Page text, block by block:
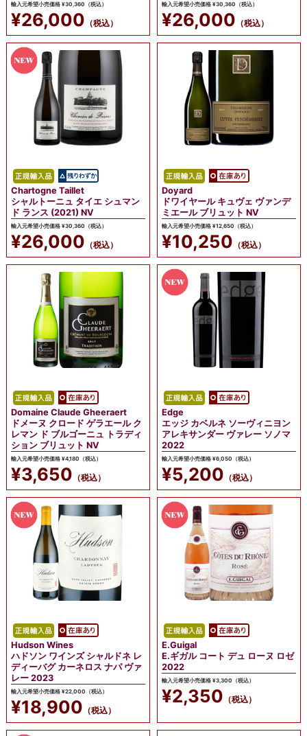
輸入元希望小売価格 ¥30,360（税込）
¥26,000 （税込）
輸入元希望小売価格 ¥30,360（税込）
¥26,000 （税込）
Chartogne Taillet
シャルトーニュ タイエ シュマン
ド ランス (2021) NV
輸入元希望小売価格 ¥30,360（税込）
¥26,000 （税込）
Doyard
ドワイヤール キュヴェ ヴァンデ
ミエール ブリュット NV
輸入元希望小売価格 ¥12,650（税込）
¥10,250 （税込）
Domaine Claude Gheeraert
ドメーヌ クロード ゲラエール ク
レマン ド ブルゴーニュ トラディ
ション ブリュット NV
輸入元希望小売価格 ¥4,180（税込）
¥3,650 （税込）
Edge
エッジ カベルネ ソーヴィニヨン
アレキサンダー ヴァレー ソノマ
2022
輸入元希望小売価格 ¥6,050（税込）
¥5,200 （税込）
Hudson Wines
ハドソン ワインズ シャルドネ レ
ディーバグ カーネロス ナパ ヴァ
レー 2023
輸入元希望小売価格 ¥22,000（税込）
¥18,900 （税込）
E.Guigal
E.ギガル コート デュ ローヌ ロゼ
2022
輸入元希望小売価格 ¥3,300（税込）
¥2,350 （税込）